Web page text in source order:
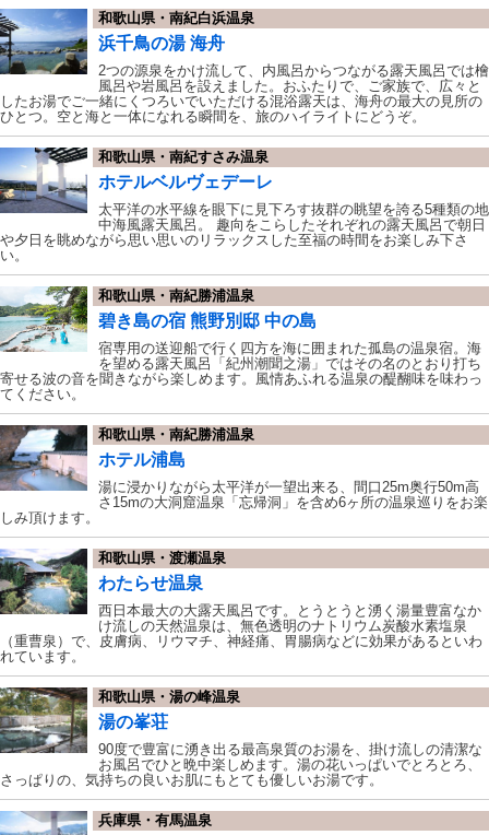
和歌山県・南紀白浜温泉
浜千鳥の湯 海舟
2つの源泉をかけ流して、内風呂からつながる露天風呂では檜
風呂や岩風呂を設えました。おふたりで、ご家族で、広々と
したお湯でご一緒にくつろいでいただける混浴露天は、海舟の最大の見所の
ひとつ。空と海と一体になれる瞬間を、旅のハイライトにどうぞ。
和歌山県・南紀すさみ温泉
ホテルベルヴェデーレ
太平洋の水平線を眼下に見下ろす抜群の眺望を誇る5種類の地
中海風露天風呂。 趣向をこらしたそれぞれの露天風呂で朝日
や夕日を眺めながら思い思いのリラックスした至福の時間をお楽しみ下さ
い。
和歌山県・南紀勝浦温泉
碧き島の宿 熊野別邸 中の島
宿専用の送迎船で行く四方を海に囲まれた孤島の温泉宿。海
を望める露天風呂「紀州潮聞之湯」ではその名のとおり打ち
寄せる波の音を聞きながら楽しめます。風情あふれる温泉の醍醐味を味わっ
てください。
和歌山県・南紀勝浦温泉
ホテル浦島
湯に浸かりながら太平洋が一望出来る、間口25m奥行50m高
さ15mの大洞窟温泉「忘帰洞」を含め6ヶ所の温泉巡りをお楽
しみ頂けます。
和歌山県・渡瀬温泉
わたらせ温泉
西日本最大の大露天風呂です。とうとうと湧く湯量豊富なか
け流しの天然温泉は、無色透明のナトリウム炭酸水素塩泉
（重曹泉）で、皮膚病、リウマチ、神経痛、胃腸病などに効果があるといわ
れています。
和歌山県・湯の峰温泉
湯の峯荘
90度で豊富に湧き出る最高泉質のお湯を、掛け流しの清潔な
お風呂でひと晩中楽しめます。湯の花いっぱいでとろとろ、
さっぱりの、気持ちの良いお肌にもとても優しいお湯です。
兵庫県・有馬温泉